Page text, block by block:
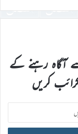
آگاہ رہنے کے
کریں